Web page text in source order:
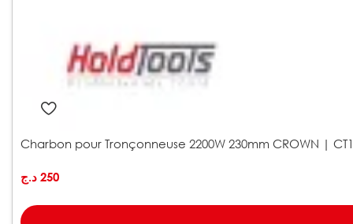
Charbon pour Tronçonneuse 2200W 230mm CROWN |
250 د.ج